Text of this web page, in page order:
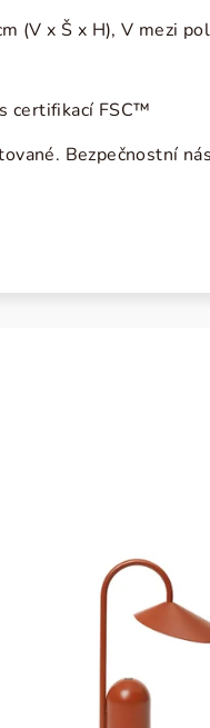
(V x Š x H), V mezi
certifikací FSC™
Bezpečnostní